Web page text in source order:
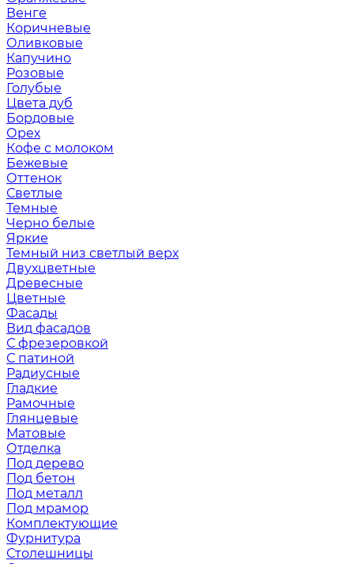
Венге
Коричневые
Оливковые
Капучино
Розовые
Голубые
Цвета дуб
Бордовые
Орех
Кофе с молоком
Бежевые
Оттенок
Светлые
Темные
Черно белые
Яркие
Темный низ светлый верх
Двухцветные
Древесные
Цветные
Фасады
Вид фасадов
С фрезеровкой
С патиной
Радиусные
Гладкие
Рамочные
Глянцевые
Матовые
Отделка
Под дерево
Под бетон
Под металл
Под мрамор
Комплектующие
Фурнитура
Столешницы